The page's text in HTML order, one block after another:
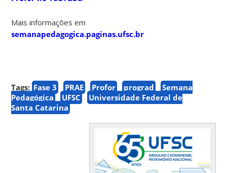
Mais informações em
semanapedagogica.paginas.ufsc.br
Tags: Fase 3 PRAE Profor prograd
Semana
Pedagógica
UFSC
Universidade Federal de
Santa Catarina